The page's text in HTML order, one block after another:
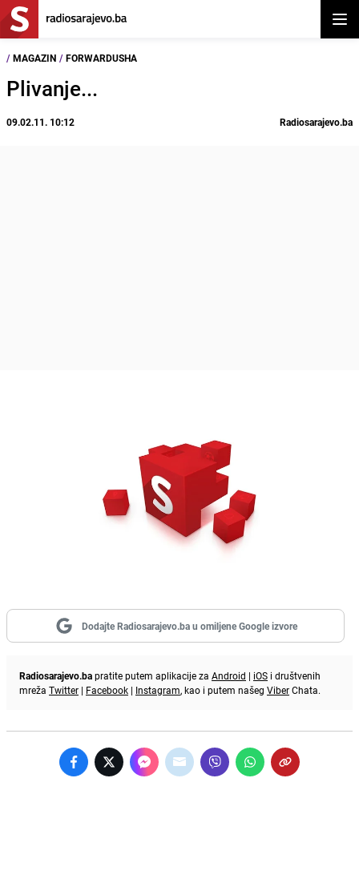
/ MAGAZIN / FORWARDUSHA
Plivanje...
09.02.11. 10:12 Radiosarajevo.ba
Dodajte Radiosarajevo.ba u omiljene Google izvore
Radiosarajevo.bapratite putem aplikacije za Android | iOS i društvenih
mreža Twitter | Facebook | Instagram, kao i putem našeg ViberChata.